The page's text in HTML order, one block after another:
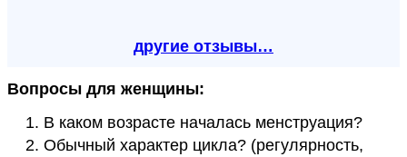
другие отзывы…
Вопросы для женщины:
В каком возрасте началась менструация?
Обычный характер цикла? (регулярность,